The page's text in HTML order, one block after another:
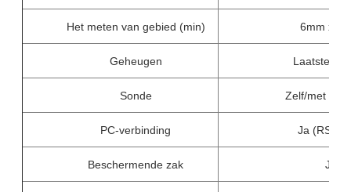
Het meten van gebied (min) 6mm x
Geheugen Laatste
Sonde Zelf/met een
PC-verbinding Ja (RS
Beschermende zak Ja